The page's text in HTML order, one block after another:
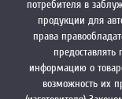
потребителя в
продукции для
права
информацию о
возможность их